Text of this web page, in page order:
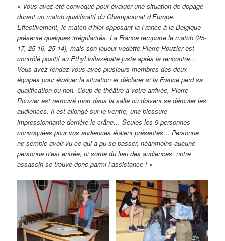
« Vous avez été convoqué pour évaluer une situation de dopage
durant un match qualificatif du Championnat d’Europe.
Effectivement, le match d’hier opposant la France à la Belgique
présente quelques irrégularités. La France remporte le match (25-
17, 25-16, 25-14), mais son joueur vedette Pierre Rouzier est
contrôlé positif au Ethyl loflazépate juste après la rencontre…
Vous avez rendez-vous avec plusieurs membres des deux
équipes pour évaluer la situation et déclarer si la France perd sa
qualification ou non. Coup de théâtre à votre arrivée, Pierre
Rouzier est retrouvé mort dans la salle où doivent se dérouler les
audiences. Il est allongé sur le ventre, une blessure
impressionnante derrière le crâne… Seules les 9 personnes
convoquées pour vos audiences étaient présentes… Personne
ne semble avoir vu ce qui a pu se passer, néanmoins aucune
personne n’est entrée, ni sortie du lieu des audiences, notre
assassin se trouve donc parmi l’assistance ! »